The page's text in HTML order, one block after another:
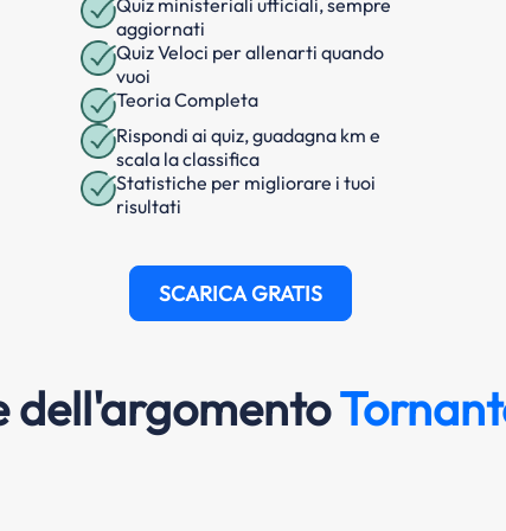
aggiornati
Quiz Veloci per allenarti quando
vuoi
Teoria Completa
Rispondi ai quiz, guadagna km e
scala la classifica
Statistiche per migliorare i tuoi
risultati
SCARICA GRATIS
dell'argomento